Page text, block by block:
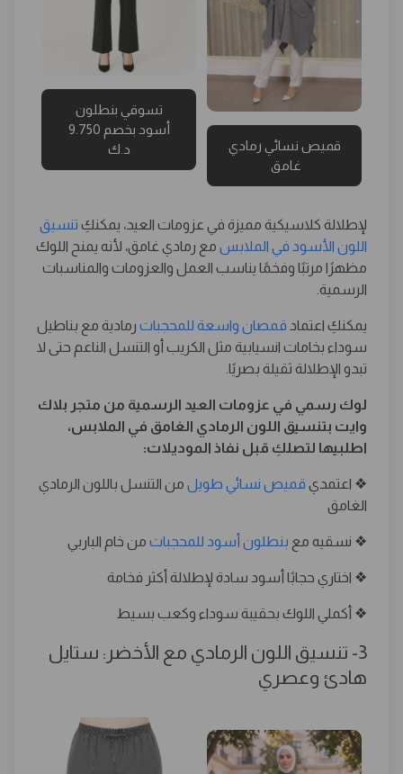
قميص نسائي رمادي
غامق
تسوقي بنطلون
أسود بخصم 9.750
د.ك
لإطلالة كلاسيكية مميزة في عزومات العيد، يمكنكِ تنسيق
اللون الأسود في الملابس مع رمادي غامق، لأنه يمنح اللوك
مظهرًا مرتبًا وفخمًا يناسب العمل والعزومات والمناسبات
الرسمية.
يمكنكِ اعتماد قمصان واسعة للمحجبات رمادية مع بناطيل
سوداء بخامات انسيابية مثل الكريب أو التنسل الناعم حتى لا
تبدو الإطلالة ثقيلة بصريًا.
لوك رسمي في عزومات العيد الرسمية من متجر بلاك
وايت بتنسيق اللون الرمادي الغامق في الملابس،
اطلبيها لتصلكِ قبل نفاذ الموديلات:
❖ اعتمدي قميص نسائي طويل من التنسل باللون الرمادي
الغامق
❖ نسقيه مع بنطلون أسود للمحجبات من خام الباربي
❖ اختاري حجابًا أسود سادة لإطلالة أكثر فخامة
❖ أكملي اللوك بحقيبة سوداء وكعب بسيط
3- تنسيق اللون الرمادي مع الأخضر: ستايل
هادئ وعصري